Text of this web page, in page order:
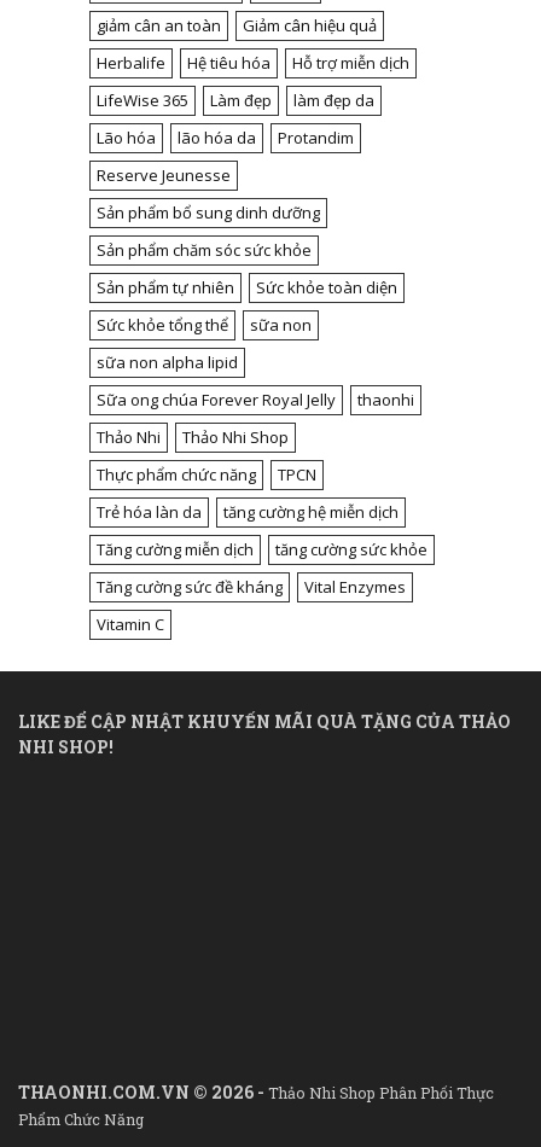
giảm cân an toàn
Giảm cân hiệu quả
Herbalife
Hệ tiêu hóa
Hỗ trợ miễn dịch
LifeWise 365
Làm đẹp
làm đẹp da
Lão hóa
lão hóa da
Protandim
Reserve Jeunesse
Sản phẩm bổ sung dinh dưỡng
Sản phẩm chăm sóc sức khỏe
Sản phẩm tự nhiên
Sức khỏe toàn diện
Sức khỏe tổng thể
sữa non
sữa non alpha lipid
Sữa ong chúa Forever Royal Jelly
thaonhi
Thảo Nhi
Thảo Nhi Shop
Thực phẩm chức năng
TPCN
Trẻ hóa làn da
tăng cường hệ miễn dịch
Tăng cường miễn dịch
tăng cường sức khỏe
Tăng cường sức đề kháng
Vital Enzymes
Vitamin C
LIKE ĐỂ CẬP NHẬT KHUYẾN MÃI QUÀ TẶNG CỦA THẢO
NHI SHOP!
THAONHI.COM.VN © 2026 - Thảo Nhi Shop Phân Phối Thực
Phẩm Chức Năng